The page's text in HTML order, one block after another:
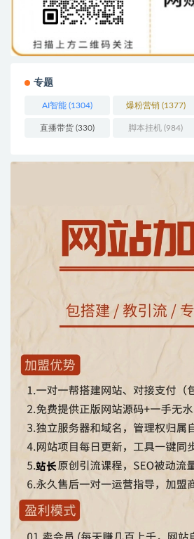
专题
AI智能 (1304) 爆粉营销(1377)
直播带货 (330) 脚本挂机 (984)